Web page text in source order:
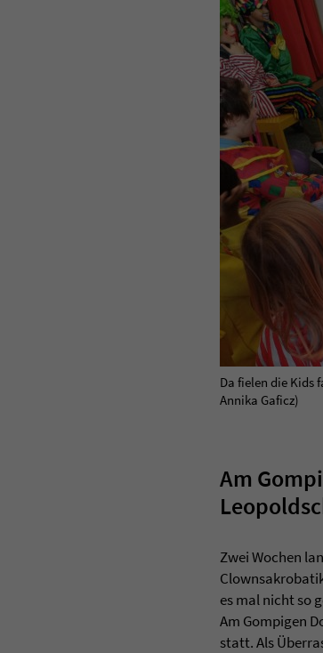
Da fielen die Kids
Annika Gaficz)
Am
Zwei Wochen
es mal nicht so
Am Gompigen
statt. Als